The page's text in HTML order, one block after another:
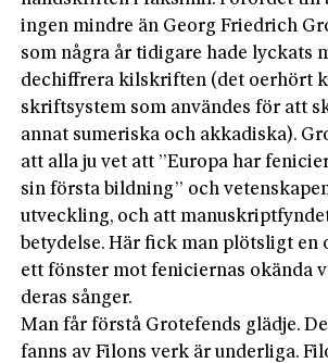
ingen mindre än Georg Friedrich
som några år tidigare hade lyckats
dechiffrera kilskriften (det oerhört
skriftsystem som användes för att
annat sumeriska och akkadiska).
att alla ju vet att ”Europa har
sin första bildning” och
utveckling, och att
betydelse. Här fick man plötsligt en
ett fönster mot feniciernas okända
deras sånger.
Man får förstå Grotefends glädje.
fanns av Filons verk är underliga.